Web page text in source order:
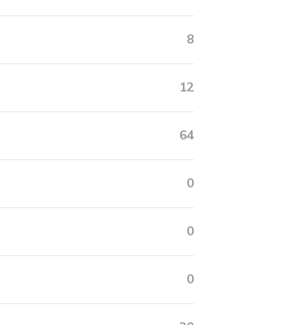
8
12
64
0
0
0